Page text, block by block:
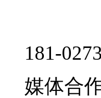
181-
媒体合